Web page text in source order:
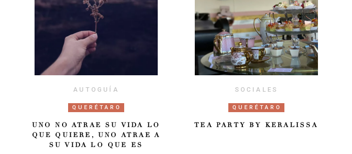
AUTOGUÍA
QUERÉTARO
UNO NO ATRAE SU VIDA LO
QUE QUIERE, UNO ATRAE A
SU VIDA LO QUE ES
SOCIALES
QUERÉTARO
TEA PARTY BY KERALISSA